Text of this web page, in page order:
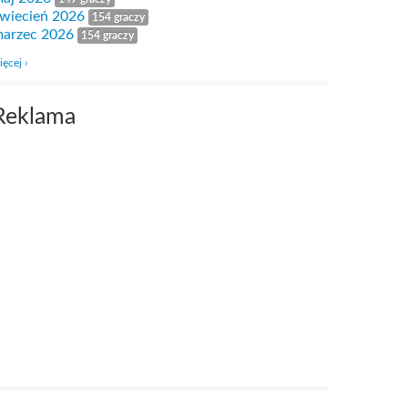
2026 154 graczy
2026 154 graczy
›